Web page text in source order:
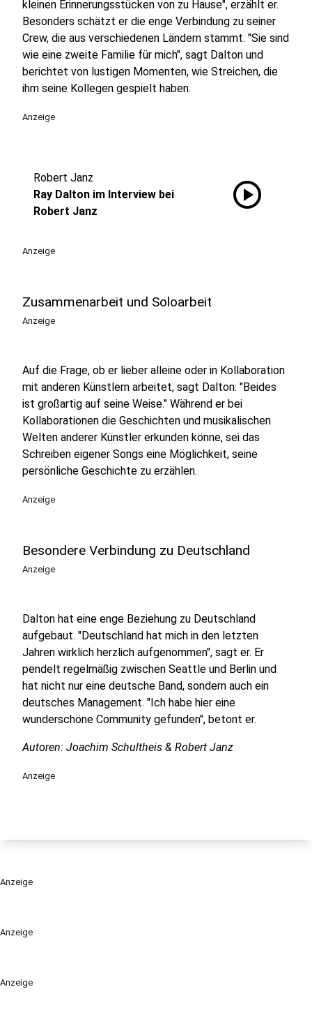
Anzeige
Anzeige
kleinen Erinnerungsstücken von zu Hause", erzählt er.
Besonders schätzt er die enge Verbindung zu seiner
Crew, die aus verschiedenen Ländern stammt. "Sie sind
wie eine zweite Familie für mich", sagt Dalton und
berichtet von lustigen Momenten, wie Streichen, die
ihm seine Kollegen gespielt haben.
Anzeige
Robert Janz
Ray Dalton im Interview bei
Robert Janz
play_circle
Anzeige
Zusammenarbeit und Soloarbeit
Anzeige
Auf die Frage, ob er lieber alleine oder in Kollaboration
mit anderen Künstlern arbeitet, sagt Dalton: "Beides
ist großartig auf seine Weise." Während er bei
Kollaborationen die Geschichten und musikalischen
Welten anderer Künstler erkunden könne, sei das
Schreiben eigener Songs eine Möglichkeit, seine
persönliche Geschichte zu erzählen.
Anzeige
Besondere Verbindung zu Deutschland
Anzeige
Dalton hat eine enge Beziehung zu Deutschland
aufgebaut. "Deutschland hat mich in den letzten
Jahren wirklich herzlich aufgenommen", sagt er. Er
pendelt regelmäßig zwischen Seattle und Berlin und
hat nicht nur eine deutsche Band, sondern auch ein
deutsches Management. "Ich habe hier eine
wunderschöne Community gefunden", betont er.
Autoren: Joachim Schultheis & Robert Janz
Anzeige
Anzeige